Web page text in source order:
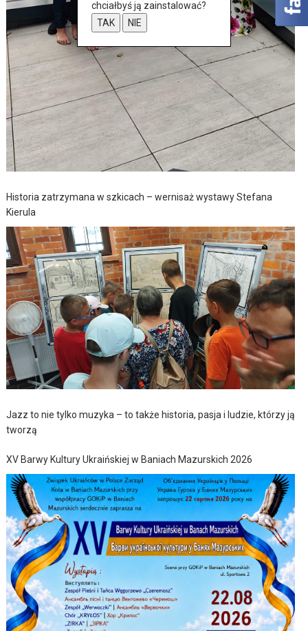
Historia zatrzymana w szkicach – wernisaż wystawy Stefana
Kierula
Jazz to nie tylko muzyka – to także historia, pasja i ludzie, którzy ją
tworzą
XV Barwy Kultury Ukraińskiej w Baniach Mazurskich 2026
chciałbyś ją zainstalować?
TAK
NIE